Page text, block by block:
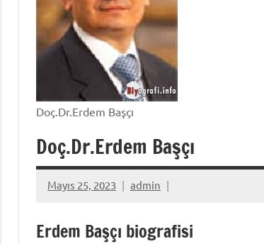
Doç.Dr.Erdem Başçı
Doç.Dr.Erdem Başçı
Mayıs 25, 2023 admin
Erdem Başçı biografisi